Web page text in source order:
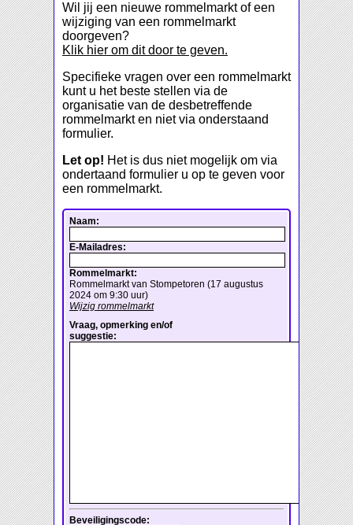
Wil jij een nieuwe rommelmarkt of een
wijziging van een rommelmarkt
doorgeven?
Klik hier om dit door te geven.
Specifieke vragen over een rommelmarkt
kunt u het beste stellen via de
organisatie van de desbetreffende
rommelmarkt en niet via onderstaand
formulier.
Let op! Het is dus niet mogelijk om via
ondertaand formulier u op te geven voor
een rommelmarkt.
Naam:
E-Mailadres:
Rommelmarkt:
Rommelmarkt van Stompetoren (17 augustus
2024 om 9:30 uur)
Wijzig rommelmarkt
Vraag, opmerking en/of
suggestie:
Beveiligingscode: